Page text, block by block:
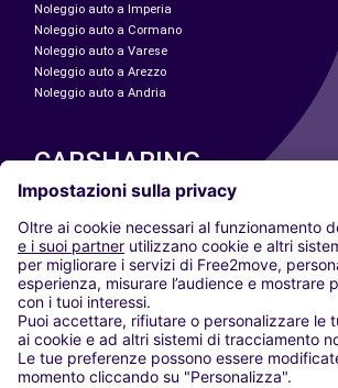
Noleggio auto a Imperia
Noleggio auto a Cormano
Noleggio auto a Varese
Noleggio auto a Arezzo
Noleggio auto a Andria
CARSHARING
LE NOSTRE CITTÀ
Paris
Madrid
Washington DC
Milano
Roma
Torino
Vienna
Berlino